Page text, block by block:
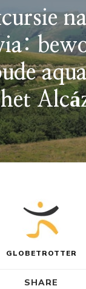
GLOBETROTTER
SHARE